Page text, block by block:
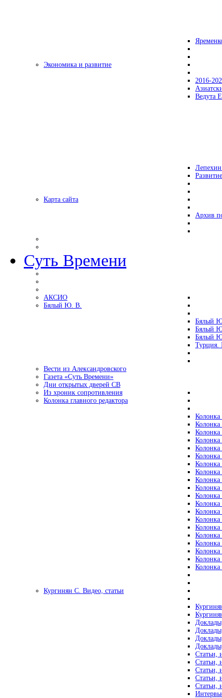
Экономика и развитие
2016-
Ведута
Карта сайта
Архив
Суть Времени
АКСИО
Бялый Ю. В.
Бялый
Бялый
Бялый
Турция.
Вести из Александровского
Газета «Суть Времени»
Дни открытых дверей СВ
Из хроник сопротивления
Колонка главного редактора
Колонка
Колонка
Колонка
Колонка
Колонка
Колонка
Колонка
Колонка
Колонка
Колонка
Колонка
Колонка
Колонка
Колонка
Колонка
Колонка
Колонка
Колонка
Колонка
Колонка
Кургинян С. Видео, статьи
Статьи,
Статьи,
Статьи,
Статьи,
Статьи,